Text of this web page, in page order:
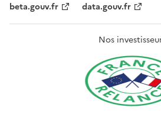
beta.gouv.fr
data.gouv.fr
Nos